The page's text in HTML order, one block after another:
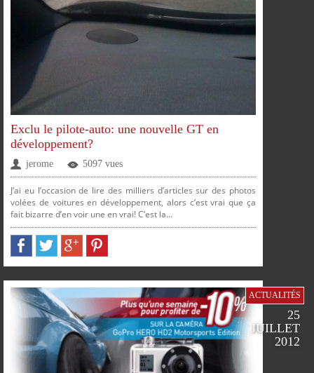
PLUS
FACEBOOKTWITTER GOOGLEPINTEREST
SUR SUR SUR
PARTAGER
Exclu le pilote-auto: une nouvelle GT en
développement?
jerome 5097 vues
J’ai eu l’occasion de lire des milliers d’articles sur des photos
volées de voitures en développement, alors c’est vrai que ça
fait bizarre d’en voir une en vrai! C’est la...
ACTUALITÉS
25
JUILLET
2012